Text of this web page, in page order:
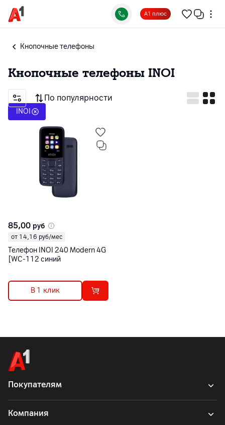
А1 плюс
Кнопочные телефоны
Кнопочные телефоны INOI
По популярности
INOI
85,00 руб
от 14,16 руб/мес
Телефон INOI 240 Modern 4G
[WC-112 синий
В 1 клик
Покупателям
Компания